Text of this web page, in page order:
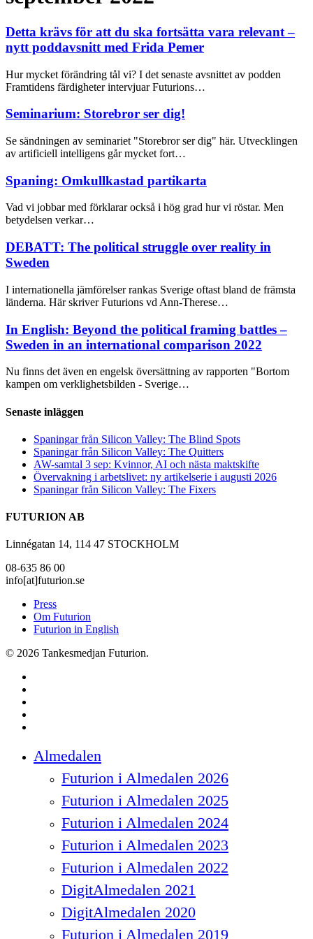
Detta krävs för att du ska fortsätta vara relevant –
nytt poddavsnitt med Frida Pemer
Hur mycket förändring tål vi? I det senaste avsnittet av podden
Framtidens färdigheter intervjuar Futurions…
Seminarium: Storebror ser dig!
Se sändningen av seminariet "Storebror ser dig" här. Utvecklingen
av artificiell intelligens går mycket fort…
Spaning: Omkullkastad partikarta
Vad vi jobbar med förklarar också i hög grad hur vi röstar. Men
betydelsen verkar…
DEBATT: The political struggle over reality in
Sweden
I internationella jämförelser rankas Sverige oftast bland de främsta
länderna. Här skriver Futurions vd Ann-Therese…
In English: Beyond the political framing battles –
Sweden in an international comparison 2022
Nu finns det även en engelsk översättning av rapporten "Bortom
kampen om verklighetsbilden - Sverige…
Senaste inläggen
Spaningar från Silicon Valley: The Blind Spots
Spaningar från Silicon Valley: The Quitters
AW-samtal 3 sep: Kvinnor, AI och nästa maktskifte
Övervakning i arbetslivet: ny artikelserie i augusti 2026
Spaningar från Silicon Valley: The Fixers
FUTURION AB
Linnégatan 14, 114 47 STOCKHOLM
08-635 86 00
info[at]futurion.se
Press
Om Futurion
Futurion in English
© 2026 Tankesmedjan Futurion.
Menu
Almedalen
Futurion i Almedalen 2026
Futurion i Almedalen 2025
Futurion i Almedalen 2024
Futurion i Almedalen 2023
Futurion i Almedalen 2022
DigitAlmedalen 2021
DigitAlmedalen 2020
Futurion i Almedalen 2019